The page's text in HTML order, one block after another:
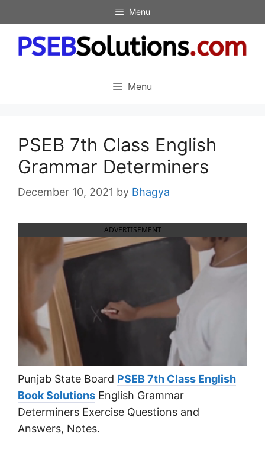
to
content
Menu
Menu
PSEB 7th Class English
Grammar Determiners
December 10, 2021 by Bhagya
ADVERTISEMENT
Punjab State Board PSEB 7th Class English
Book Solutions English Grammar
Determiners Exercise Questions and
Answers, Notes.